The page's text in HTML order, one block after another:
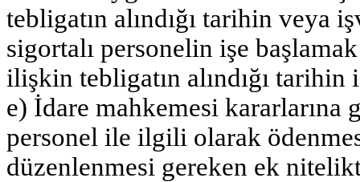
tebligatın alındığı tarihin veya
sigortalı personelin işe
ilişkin tebligatın alındığı
e) İdare mahkemesi kararlarına
personel ile ilgili olarak
düzenlenmesi gereken ek